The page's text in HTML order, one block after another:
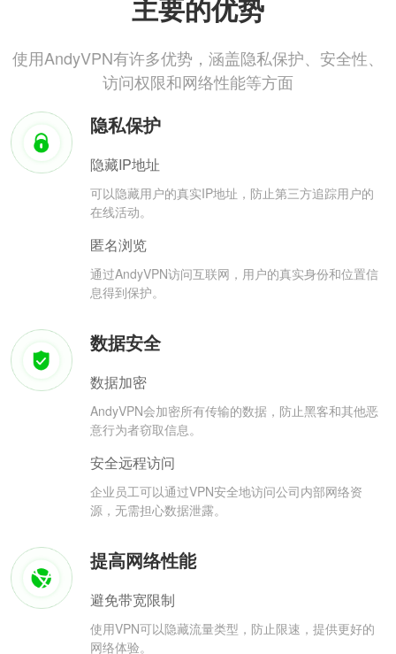
主要的优势
使用AndyVPN有许多优势，涵盖隐私保护、安全性、
访问权限和网络性能等方面
隐私保护
隐藏IP地址
可以隐藏用户的真实IP地址，防止第三方追踪用户的
在线活动。
匿名浏览
通过AndyVPN访问互联网，用户的真实身份和位置信
息得到保护。
数据安全
数据加密
AndyVPN会加密所有传输的数据，防止黑客和其他恶
意行为者窃取信息。
安全远程访问
企业员工可以通过VPN安全地访问公司内部网络资
源，无需担心数据泄露。
提高网络性能
避免带宽限制
使用VPN可以隐藏流量类型，防止限速，提供更好的
网络体验。